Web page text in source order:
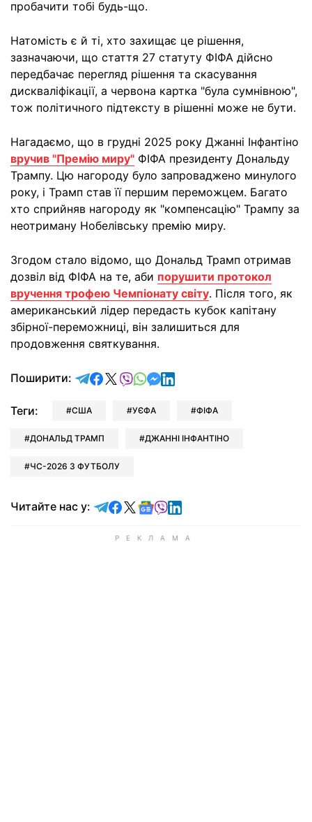
пробачити тобі будь-що.
Натомість є й ті, хто захищає це рішення,
зазначаючи, що стаття 27 статуту ФІФА дійсно
передбачає перегляд рішення та скасування
дискваліфікації, а червона картка "була сумнівною",
тож політичного підтексту в рішенні може не бути.
Нагадаємо, що в грудні 2025 року Джанні Інфантіно
вручив "Премію миру" ФІФА президенту Дональду
Трампу. Цю нагороду було запроваджено минулого
року, і Трамп став її першим переможцем. Багато
хто сприйняв нагороду як "компенсацію" Трампу за
неотриману Нобелівську премію миру.
Згодом стало відомо, що Дональд Трамп отримав
дозвіл від ФІФА на те, аби порушити протокол
вручення трофею Чемпіонату світу. Після того, як
американський лідер передасть кубок капітану
збірної-переможниці, він залишиться для
продовження святкування.
Поширити: відправити у Telegram
поділитись у Facebook
поділитись у X
відправити у Viber
відправити у Whatsapp
відправити у Messenger
відправити у LinkedIn
Теги: США УЄФА ФІФА
ДОНАЛЬД ТРАМП ДЖАННІ ІНФАНТІНО
ЧС-2026 З ФУТБОЛУ
Читайте нас у: Читайте у Telegram
Читайте у Facebook
Читайте у X
Читайте у Google news
Читайте у Viber
Читайте у LinkedIn